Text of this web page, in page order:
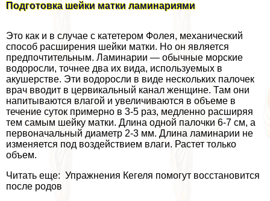
Подготовка шейки матки ламинариями
Это как и в случае с катетером Фолея, механический
способ расширения шейки матки. Но он является
предпочтительным. Ламинарии — обычные морские
водоросли, точнее два их вида, используемых в
акушерстве. Эти водоросли в виде нескольких палочек
врач вводит в цервикальный канал женщине. Там они
напитываются влагой и увеличиваются в объеме в
течение суток примерно в 3-5 раз, медленно расширяя
тем самым шейку матки. Длина одной палочки 6-7 см, а
первоначальный диаметр 2-3 мм. Длина ламинарии не
изменяется под воздействием влаги. Растет только
объем.
Читать еще: Упражнения Кегеля помогут восстановится
после родов